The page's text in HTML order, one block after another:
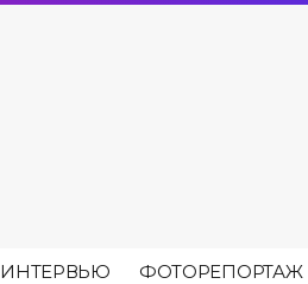
ИНТЕРВЬЮ ФОТОРЕПОРТАЖ